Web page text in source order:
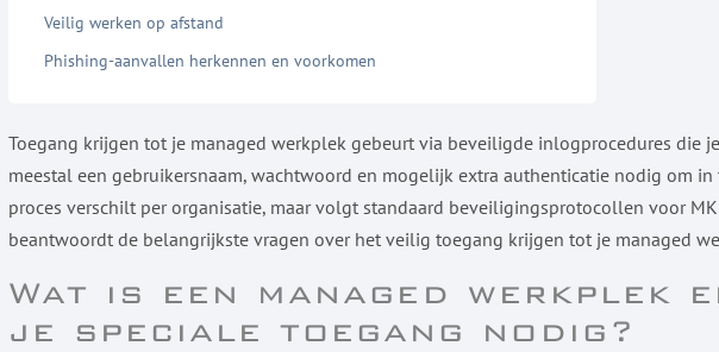
Veilig werken op afstand
Phishing-aanvallen herkennen en voorkomen
Toegang krijgen tot je managed werkplek gebeurt via beveiligde inlogprocedures die
meestal een gebruikersnaam, wachtwoord en mogelijk extra authenticatie nodig om
proces verschilt per organisatie, maar volgt standaard beveiligingsprotocollen voor
beantwoordt de belangrijkste vragen over het veilig toegang krijgen tot je managed
Wat is een managed werkplek
je speciale toegang nodig?